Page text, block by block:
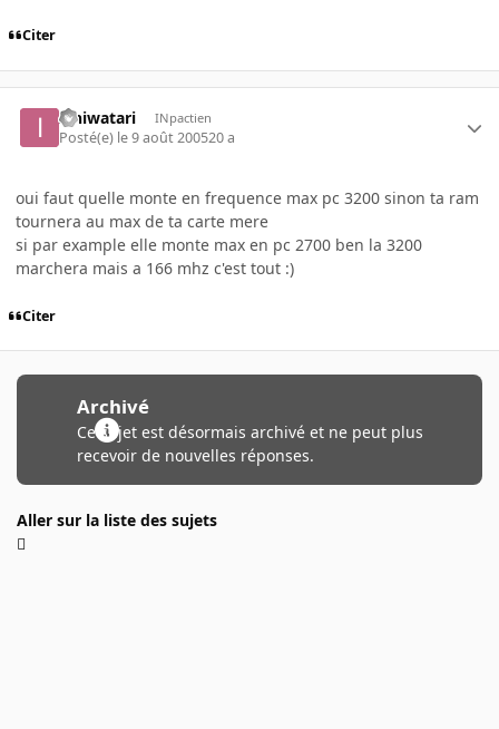
Citer
Ishiwatari INpactien
Posté(e) le 9 août 200520 a
oui faut quelle monte en frequence max pc 3200 sinon ta ram
tournera au max de ta carte mere
si par example elle monte max en pc 2700 ben la 3200
marchera mais a 166 mhz c'est tout :)
Citer
Archivé
Ce sujet est désormais archivé et ne peut plus
recevoir de nouvelles réponses.
Aller sur la liste des sujets